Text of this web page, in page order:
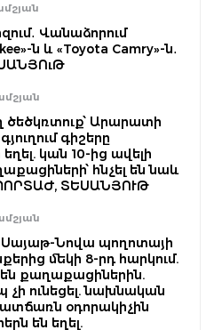
Վանաձորում
ն և «Toyota Camry»-ն․
ծեծկռտուք՝ Արարատի
գիշերը
կան 10-ից ավելի
հնչել են նաև
ՏԵՍԱՆՅՈՒԹ
Սայաթ-Նովա պողոտայի
մեկի 8-րդ հարկում.
քաղաքացիներին.
ունեցել. նախնական
օդորակիչին
են եղել.